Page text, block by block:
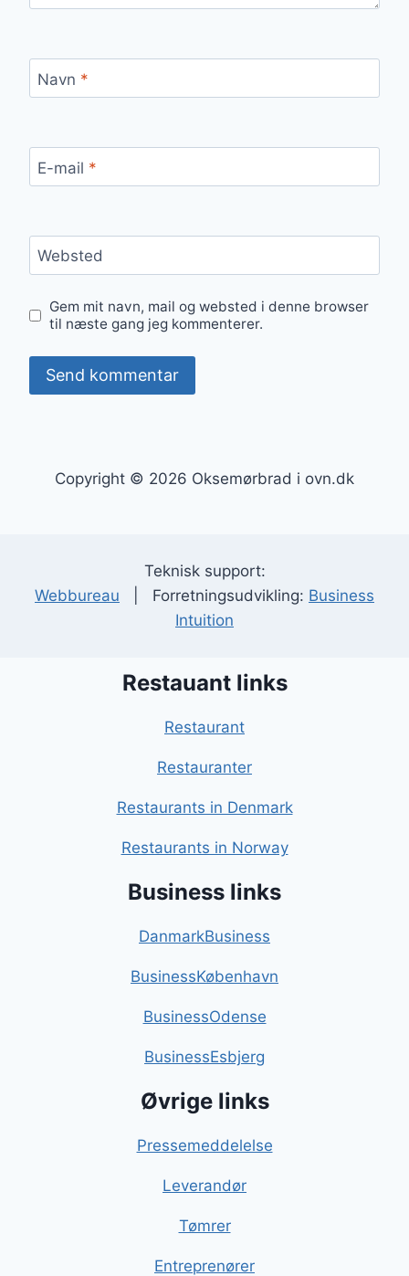
Navn *
E-mail *
Websted
Gem mit navn, mail og websted i denne browser
til næste gang jeg kommenterer.
Copyright © 2026 Oksemørbrad i ovn.dk
Teknisk support:
Webbureau | Forretningsudvikling: Business
Intuition
Restauant links
Restaurant
Restauranter
Restaurants in Denmark
Restaurants in Norway
Business links
DanmarkBusiness
BusinessKøbenhavn
BusinessOdense
BusinessEsbjerg
Øvrige links
Pressemeddelelse
Leverandør
Tømrer
Entreprenører